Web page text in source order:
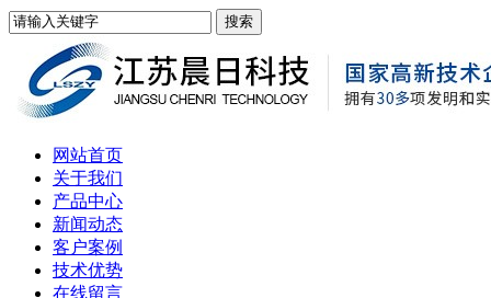
网站首页
关于我们
产品中心
新闻动态
客户案例
技术优势
在线留言